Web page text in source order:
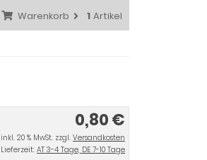
Warenkorb 1 Artikel
0,80 €
inkl. 20 % MwSt. zzgl. Versandkosten
Lieferzeit: AT 3-4 Tage, DE 7-10 Tage